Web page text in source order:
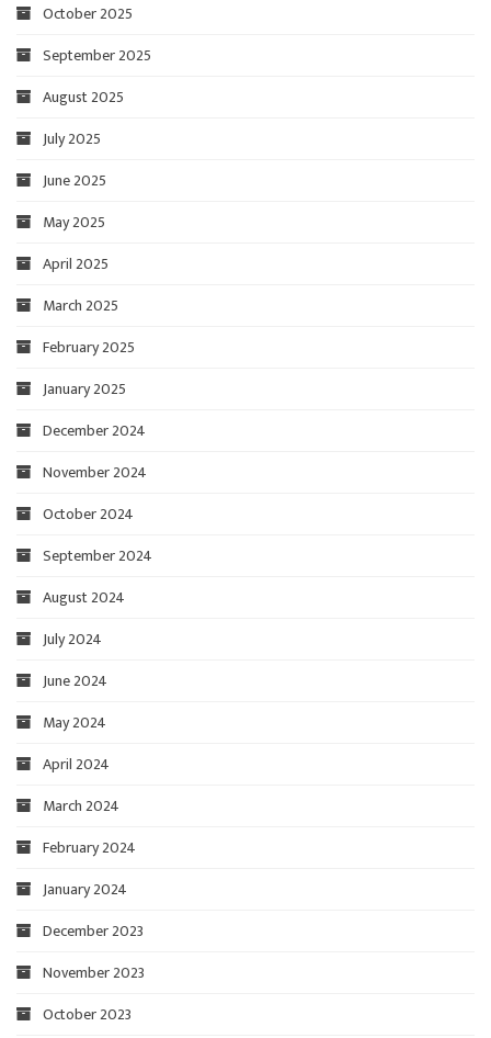
October 2025
September 2025
August 2025
July 2025
June 2025
May 2025
April 2025
March 2025
February 2025
January 2025
December 2024
November 2024
October 2024
September 2024
August 2024
July 2024
June 2024
May 2024
April 2024
March 2024
February 2024
January 2024
December 2023
November 2023
October 2023